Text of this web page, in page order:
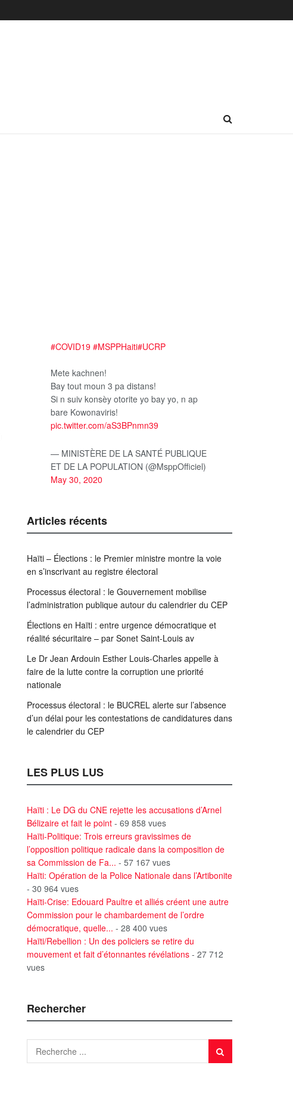
#COVID19 #MSPPHaiti#UCRP
Mete kachnen!
Bay tout moun 3 pa distans!
Si n suiv konsèy otorite yo bay yo, n ap
bare Kowonaviris!
pic.twitter.com/aS3BPnmn39
— MINISTÈRE DE LA SANTÉ PUBLIQUE
ET DE LA POPULATION (@MsppOfficiel)
May 30, 2020
Articles récents
Haïti – Élections : le Premier ministre montre la voie
en s’inscrivant au registre électoral
Processus électoral : le Gouvernement mobilise
l’administration publique autour du calendrier du CEP
Élections en Haïti : entre urgence démocratique et
réalité sécuritaire – par Sonet Saint-Louis av
Le Dr Jean Ardouin Esther Louis-Charles appelle à
faire de la lutte contre la corruption une priorité
nationale
Processus électoral : le BUCREL alerte sur l’absence
d’un délai pour les contestations de candidatures dans
le calendrier du CEP
LES PLUS LUS
Haïti : Le DG du CNE rejette les accusations d’Arnel
Bélizaire et fait le point - 69 858 vues
Haïti-Politique: Trois erreurs gravissimes de
l’opposition politique radicale dans la composition de
sa Commission de Fa... - 57 167 vues
Haïti: Opération de la Police Nationale dans l’Artibonite
- 30 964 vues
Haïti-Crise: Edouard Paultre et alliés créent une autre
Commission pour le chambardement de l’ordre
démocratique, quelle... - 28 400 vues
Haïti/Rebellion : Un des policiers se retire du
mouvement et fait d’étonnantes révélations - 27 712
vues
Rechercher